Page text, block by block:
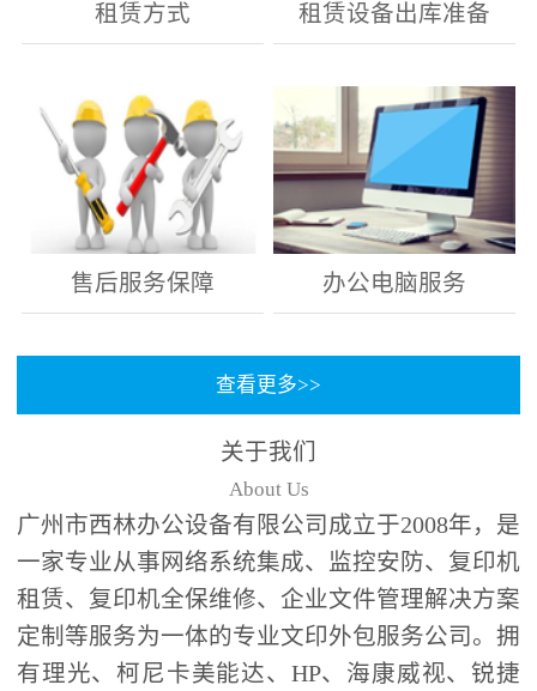
租赁方式 租赁设备出库准备
售后服务保障 办公电脑服务
查看更多>>
关于我们
About Us
广州市西林办公设备有限公司成立于2008年，是
一家专业从事网络系统集成、监控安防、复印机
租赁、复印机全保维修、企业文件管理解决方案
定制等服务为一体的专业文印外包服务公司。拥
有理光、柯尼卡美能达、HP、海康威视、锐捷